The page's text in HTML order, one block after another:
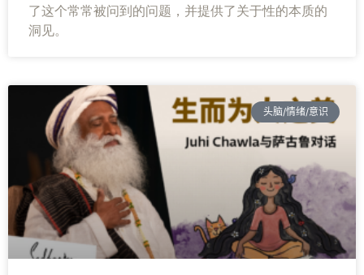
了这个常常被问到的问题，并提供了关于性的本质的
洞见。
头脑/情绪/意识